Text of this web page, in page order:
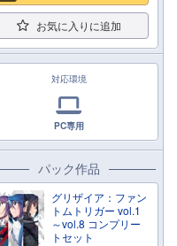
お気に入りに追加
対応環境
PC専用
パック作品
グリザイア：ファン
トムトリガー vol.1
～vol.8 コンプリー
トセット